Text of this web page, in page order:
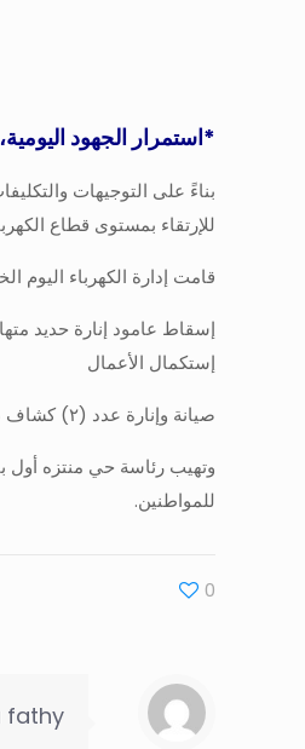
*استمرار الجهود
بناءً على التوجيهات
للإرتقاء بمستوى قطاع
قامت إدارة الكهرباء اليوم الخميس ٣١ يوليو ٢٠٢٥ بتنفيذ أعمال صيانة وتحسين
إسقاط عامود إنارة حديد
إستكمال الأعمال
صيانة وإنارة عدد (٢) كشاف صوديوم بشارع صندوق الدعم بالعوايد وجاري إستكمال الأعمال تباعآ
وتهيب رئاسة حي منتزه أول
للمواطنين.
0
fathy